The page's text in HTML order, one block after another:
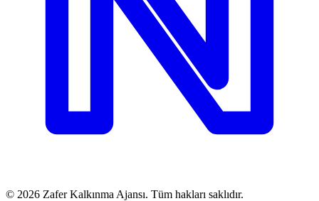
© 2026 Zafer Kalkınma Ajansı. Tüm hakları saklıdır.